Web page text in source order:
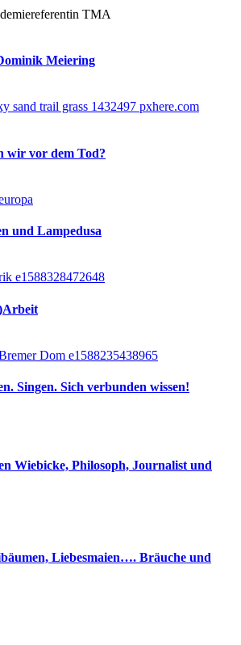
Meiering
wir vor dem Tod?
und Lampedusa
Singen. Sich verbunden wissen!
Wiebicke, Philosoph, Journalist und
Liebesmaien…. Bräuche und